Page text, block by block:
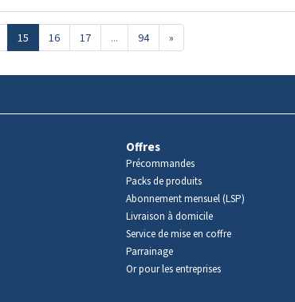
15 16 17 ... 94 »
Offres
Précommandes
Packs de produits
Abonnement mensuel (LSP)
Livraison à domicile
Service de mise en coffre
Parrainage
Or pour les entreprises